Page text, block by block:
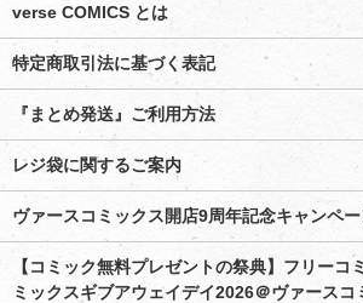
verse COMICS とは
特定商取引法に基づく表記
『まとめ発送』ご利用方法
レジ袋に関するご案内
ヴァースコミックス開店9周年記念キャンペ
【コミック無料プレゼントの祭典】フリーコ
ミックスギブアウェイデイ2026＠ヴァースコ